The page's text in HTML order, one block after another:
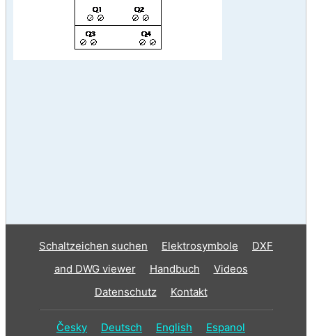
Schaltzeichen suchen Elektrosymbole
DXF
and DWG viewer
Handbuch
Videos
Datenschutz
Kontakt
Česky Deutsch English Espanol